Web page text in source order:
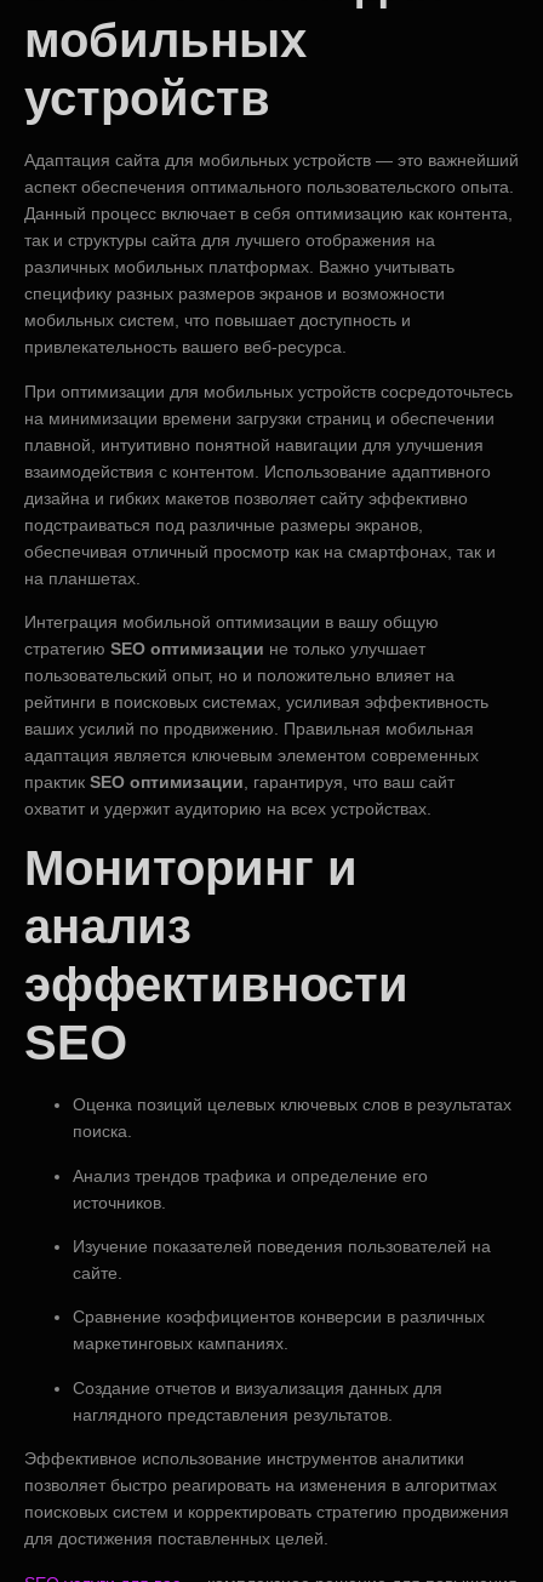
мобильных
устройств
Адаптация сайта для мобильных устройств — это важнейший
аспект обеспечения оптимального пользовательского опыта.
Данный процесс включает в себя оптимизацию как контента,
так и структуры сайта для лучшего отображения на
различных мобильных платформах. Важно учитывать
специфику разных размеров экранов и возможности
мобильных систем, что повышает доступность и
привлекательность вашего веб-ресурса.
При оптимизации для мобильных устройств сосредоточьтесь
на минимизации времени загрузки страниц и обеспечении
плавной, интуитивно понятной навигации для улучшения
взаимодействия с контентом. Использование адаптивного
дизайна и гибких макетов позволяет сайту эффективно
подстраиваться под различные размеры экранов,
обеспечивая отличный просмотр как на смартфонах, так и
на планшетах.
Интеграция мобильной оптимизации в вашу общую
стратегию SEO оптимизации не только улучшает
пользовательский опыт, но и положительно влияет на
рейтинги в поисковых системах, усиливая эффективность
ваших усилий по продвижению. Правильная мобильная
адаптация является ключевым элементом современных
практик SEO оптимизации , гарантируя, что ваш сайт
охватит и удержит аудиторию на всех устройствах.
Мониторинг и
анализ
эффективности
SEO
Оценка позиций целевых ключевых слов в результатах
поиска.
Анализ трендов трафика и определение его
источников.
Изучение показателей поведения пользователей на
сайте.
Сравнение коэффициентов конверсии в различных
маркетинговых кампаниях.
Создание отчетов и визуализация данных для
наглядного представления результатов.
Эффективное использование инструментов аналитики
позволяет быстро реагировать на изменения в алгоритмах
поисковых систем и корректировать стратегию продвижения
для достижения поставленных целей.